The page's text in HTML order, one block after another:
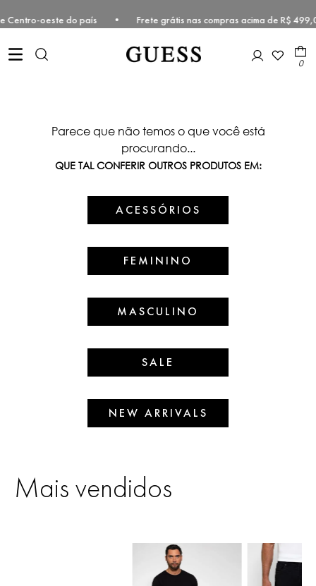
e Centro-oeste do país • Frete grátis nas compras acima de
0
Parece que não temos o que você está
procurando...
QUE TAL CONFERIR OUTROS PRODUTOS EM:
ACESSÓRIOS
FEMININO
MASCULINO
SALE
NEW ARRIVALS
Mais vendidos